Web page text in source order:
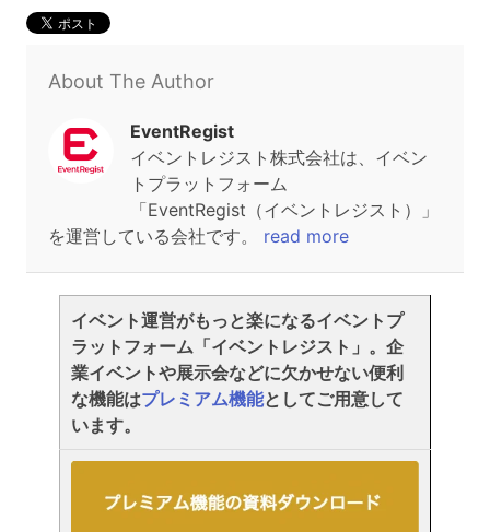
About The Author
EventRegist
イベントレジスト株式会社は、イベン
トプラットフォーム
「EventRegist（イベントレジスト）」
を運営している会社です。 read more
イベント運営がもっと楽になるイベントプ
ラットフォーム「イベントレジスト」。企
業イベントや展示会などに欠かせない便利
な機能はプレミアム機能としてご用意して
います。